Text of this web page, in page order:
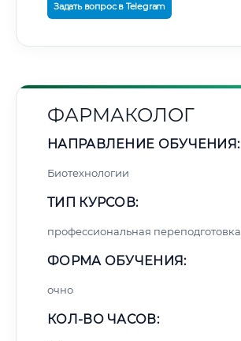
Задать вопрос в Telegram
ФАРМАКОЛОГ
НАПРАВЛЕНИЕ ОБУЧЕНИЯ:
Биотехнологии
ТИП КУРСОВ:
профессиональная переподготовка
ФОРМА ОБУЧЕНИЯ:
очно
КОЛ-ВО ЧАСОВ: